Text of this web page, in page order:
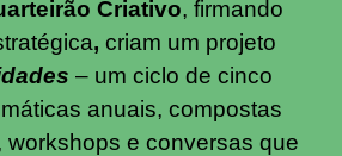
Criativo, firmando
, criam um projeto
– um ciclo de cinco
anuais, compostas
workshops e conversas que